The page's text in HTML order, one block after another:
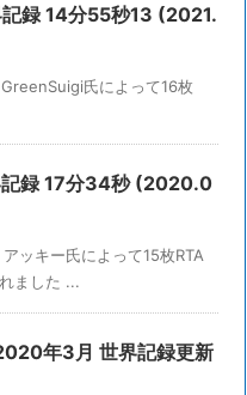
録 14分55秒13 (2021.
氏によって16枚
記録 17分34秒 (2020.0
ッキー氏によって15枚RTA
ました ...
年3月 世界記録更新